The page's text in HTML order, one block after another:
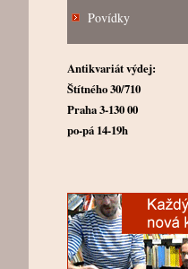
Povídky
Antikvariát výdej:
Štítného 30/710
Praha 3-130 00
po-pá 14-19h